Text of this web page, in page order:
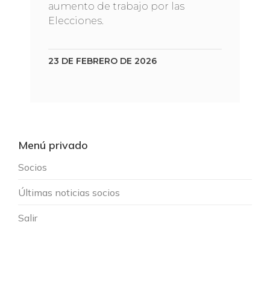
aumento de trabajo por las
Elecciones.
23 DE FEBRERO DE 2026
Menú privado
Socios
Últimas noticias socios
Salir